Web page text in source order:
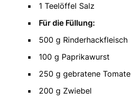
1 Teelöffel Salz
Für die Füllung:
500 g Rinderhackfleisch
100 g Paprikawurst
250 g gebratene Tomate
200 g Zwiebel